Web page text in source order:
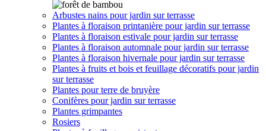
Arbustes nains pour jardin sur terrasse
Plantes à floraison printanière pour jardin sur terrasse
Plantes à floraison estivale pour jardin sur terrasse
Plantes à floraison automnale pour jardin sur terrasse
Plantes à floraison hivernale pour jardin sur terrasse
Plantes à fruits et bois et feuillage décoratifs pour jardin
sur terrasse
Plantes pour terre de bruyère
Conifères pour jardin sur terrasse
Plantes grimpantes
Rosiers